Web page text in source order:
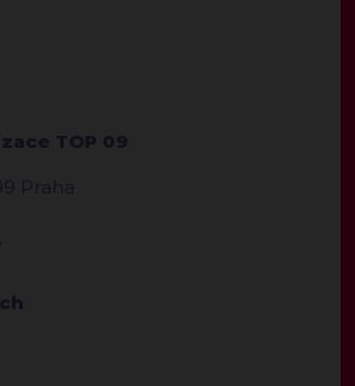
TOP 09
Praha